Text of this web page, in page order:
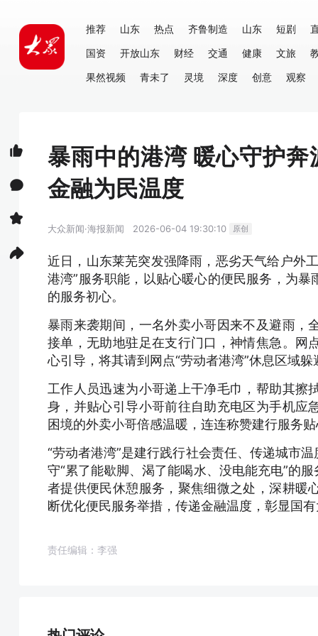
推荐 山东 热点 齐鲁制造 山东 短剧
国资
开放山东 财经 交通 健康 文旅
果然视频
青未了 灵境 深度 创意 观察
暴雨中的港湾 暖心守护
金融为民温度
大众新闻·海报新闻 2026-06-04 19:30:10 原创
近日，山东莱芜突发强降雨，恶劣天气给户外
港湾”服务职能，以贴心暖心的便民服务，为
的服务初心。
暴雨来袭期间，一名外卖小哥因来不及避雨，
接单，无助地驻足在支行门口，神情焦急。网
心引导，将其请到网点“劳动者港湾”休息区域躲
工作人员迅速为小哥递上干净毛巾，帮助其擦
身，并贴心引导小哥前往自助充电区为手机应
困境的外卖小哥倍感温暖，连连称赞建行服务
“劳动者港湾”是建行践行社会责任、传递城市
守“累了能歇脚、渴了能喝水、没电能充电”的
者提供便民休憩服务，聚焦细微之处，深耕暖
断优化便民服务举措，传递金融温度，彰显国
责任编辑：李强